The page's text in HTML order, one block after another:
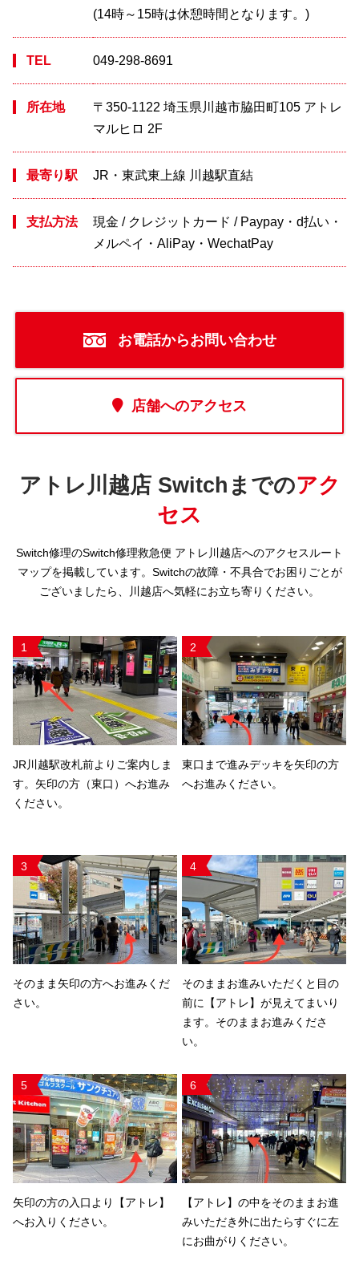
(14時～15時は休憩時間となります。)
TEL 049-298-8691
所在地
〒350-1122 埼玉県川越市脇田町105 アトレ
マルヒロ 2F
最寄り駅 JR・東武東上線 川越駅直結
支払方法
現金 / クレジットカード / Paypay・d払い・
メルペイ・AliPay・WechatPay
お電話からお問い合わせ
店舗へのアクセス
アトレ川越店 Switchまでのアク
セス
Switch修理のSwitch修理救急便 アトレ川越店へのアクセスルート
マップを掲載しています。Switchの故障・不具合でお困りごとが
ございましたら、川越店へ気軽にお立ち寄りください。
1
JR川越駅改札前よりご案内しま
す。矢印の方（東口）へお進み
ください。
2
東口まで進みデッキを矢印の方
へお進みください。
3
そのまま矢印の方へお進みくだ
さい。
4
そのままお進みいただくと目の
前に【アトレ】が見えてまいり
ます。そのままお進みくださ
い。
5
矢印の方の入口より【アトレ】
へお入りください。
6
【アトレ】の中をそのままお進
みいただき外に出たらすぐに左
にお曲がりください。